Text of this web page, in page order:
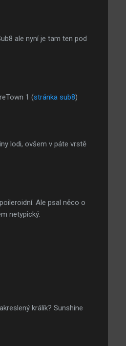
ale nyní je tam ten pod
1 (stránka sub8)
lodi, ovšem v páte vrstě
Ale psal něco o
netypický.
králík? Sunshine